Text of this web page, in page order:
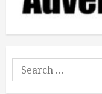
Search
for: